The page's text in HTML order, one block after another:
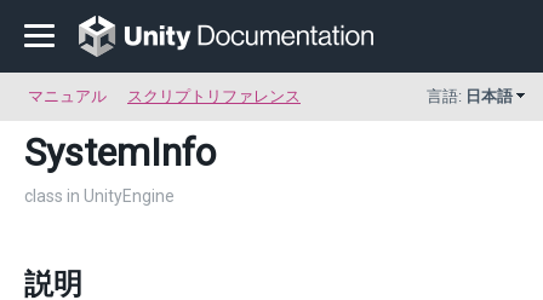
マニュアル スクリプトリファレンス 言語: 日本語
SystemInfo
class in UnityEngine
説明